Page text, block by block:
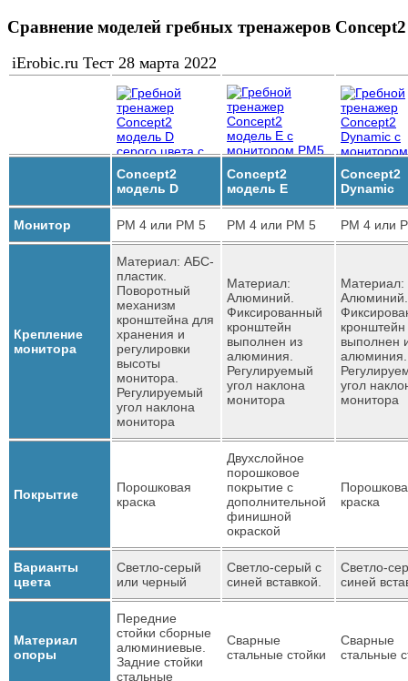
Сравнение моделей гребных тренажеров Concept2
iErobic.ru Тест 28 марта 2022
Concept2
модель D
Concept2
модель E
Concept2
Dynamic
Монитор PM 4 или PM 5 PM 4 или PM 5 PM 4 или
Крепление
монитора
Материал: АБС-
пластик.
Поворотный
механизм
кронштейна для
хранения и
регулировки
высоты
монитора.
Регулируемый
угол наклона
монитора
Материал:
Алюминий.
Фиксированный
кронштейн
выполнен из
алюминия.
Регулируемый
угол наклона
монитора
Материал:
Алюминий.
кронштейн
выполнен
алюминия.
угол
монитора
Покрытие
Порошковая
краска
Двухслойное
порошковое
покрытие с
дополнительной
финишной
окраской
краска
Варианты
цвета
Светло-серый
или черный
Светло-серый с
синей вставкой.
Светло-
синей
Материал
опоры
Передние
стойки сборные
алюминиевые.
Задние стойки
стальные
Сварные
стальные стойки
Сварные
стальные